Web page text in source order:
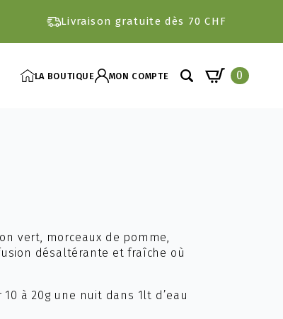
Livraison gratuite dès 70 CHF
LA BOUTIQUE MON COMPTE 0
vert, morceaux de pomme,
désaltérante et fraîche où
à 20g une nuit dans 1lt d’eau